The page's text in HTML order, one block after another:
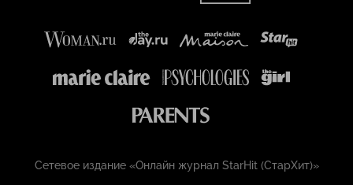
Сетевое издание «Онлайн журнал StarHit (СтарХит)»